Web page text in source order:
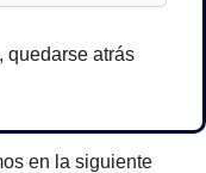
quedarse atrás
en la siguiente